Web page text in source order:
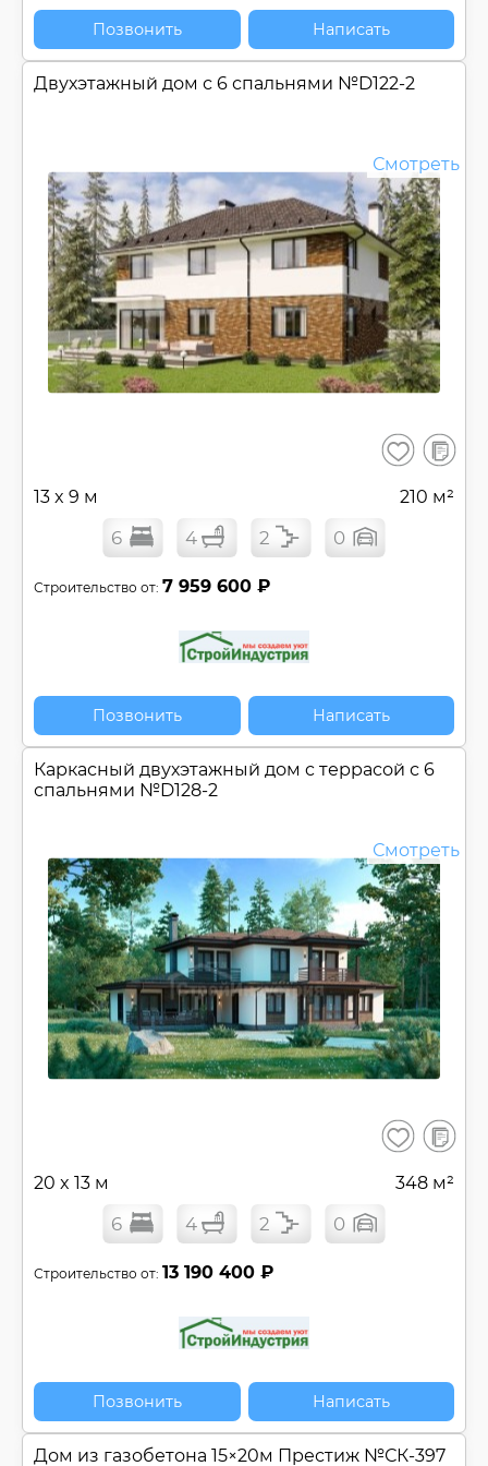
Позвонить Написать
Двухэтажный дом с 6 спальнями №D122-2
Смотреть
Сохранить
В
13 x 9 м 210 м²
6 4 2 0
Строительство от: 7 959 600 ₽
Позвонить Написать
Каркасный двухэтажный дом c террасой с 6
спальнями №D128-2
Смотреть
Сохранить
В
20 x 13 м 348 м²
6 4 2 0
Строительство от: 13 190 400 ₽
Позвонить Написать
Дом из газобетона 15×20м Престиж №СК-397